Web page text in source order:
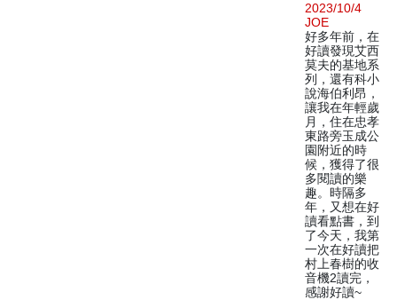
2023/10/4
JOE
好多年前，在
好讀發現艾西
莫夫的基地系
列，還有科小
說海伯利昂，
讓我在年輕歲
月，住在忠孝
東路旁玉成公
園附近的時
候，獲得了很
多閱讀的樂
趣。時隔多
年，又想在好
讀看點書，到
了今天，我第
一次在好讀把
村上春樹的收
音機2讀完，
感謝好讀~